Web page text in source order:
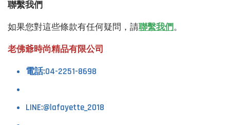
聯繫我們
如果您對這些條款有任何疑問，請聯繫我們。
老佛爺時尚精品有限公司
電話:04-2251-8698
LINE:@lafayette_2018